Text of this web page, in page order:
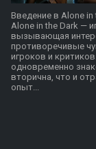
Введение в Alone in
Alone in the Dark —
вызывающая
противоречивые
игроков и
одновременно
вторична, что и
опыт...